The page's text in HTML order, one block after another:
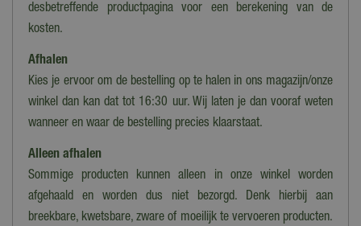
desbetreffende productpagina voor een berekening van de
kosten.
Afhalen
Kies je ervoor om de bestelling op te halen in ons magazijn/onze
winkel dan kan dat tot 16:30 uur. Wij laten je dan vooraf weten
wanneer en waar de bestelling precies klaarstaat.
Alleen afhalen
Sommige producten kunnen alleen in onze winkel worden
afgehaald en worden dus niet bezorgd. Denk hierbij aan
breekbare, kwetsbare, zware of moeilijk te vervoeren producten.